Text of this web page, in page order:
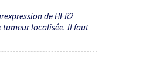
de HER2
tumeur localisée. Il faut